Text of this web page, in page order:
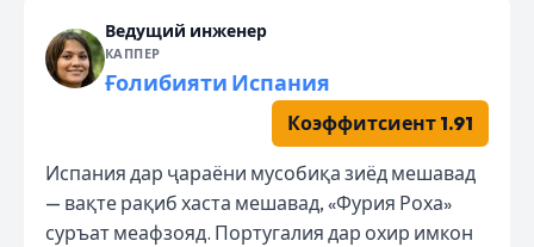
Ведущий инженер
КАППЕР
Ғолибияти Испания
Коэффитсиент 1.91
Испания дар ҷараёни мусобиқа зиёд мешавад
— вақте рақиб хаста мешавад, «Фурия Роха»
суръат меафзояд. Португалия дар охир имкон